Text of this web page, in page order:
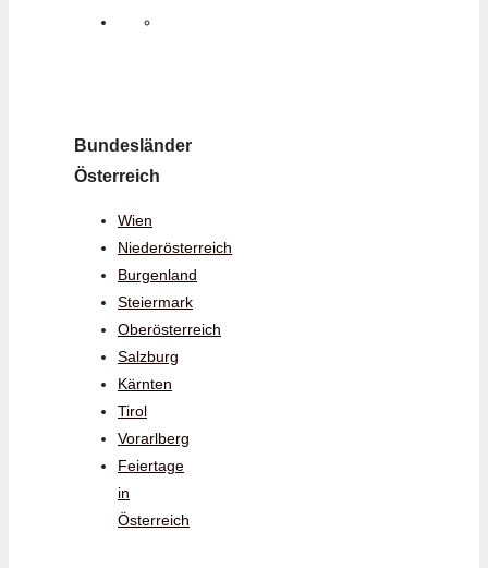
Bundesländer
Österreich
Wien
Niederösterreich
Burgenland
Steiermark
Oberösterreich
Salzburg
Kärnten
Tirol
Vorarlberg
Feiertage
in
Österreich